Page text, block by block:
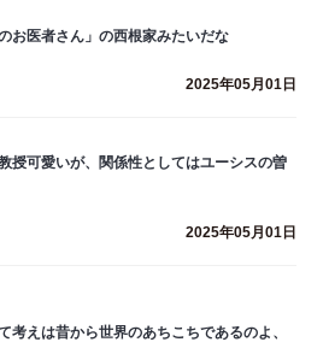
お医者さん」の西根家みたいだな
2025年05月01日
授可愛いが、関係性としてはユーシスの曽
2025年05月01日
考えは昔から世界のあちこちであるのよ、